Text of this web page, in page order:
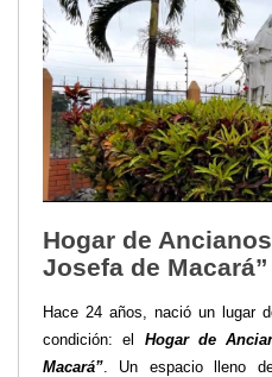
Hogar de
Josefa de Macará”
Hace 24 años, nació un lugar
condición: el Hogar de
Macará” . Un espacio lleno